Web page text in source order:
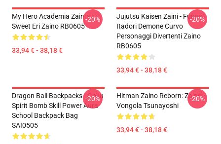
My Hero Academia Zaini -
Sweet Eri Zaino RB0605
33,94 € - 38,18 €
-20%
Jujutsu Kaisen Zaini - Funny
Itadori Demone Curvo
Personaggi Divertenti Zaino
RB0605
33,94 € - 38,18 €
-20%
Dragon Ball Backpacks - Goku
Spirit Bomb Skill Power Aura
School Backpack Bag
SAI0505
-20%
Hitman Zaino Reborn: Zaino
Vongola Tsunayoshi
33,94 € - 38,18 €
-20%